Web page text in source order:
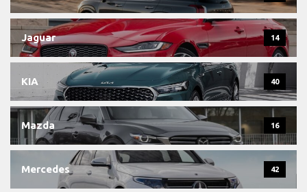
Jaguar 14
KIA 40
Mazda 16
Mercedes 42